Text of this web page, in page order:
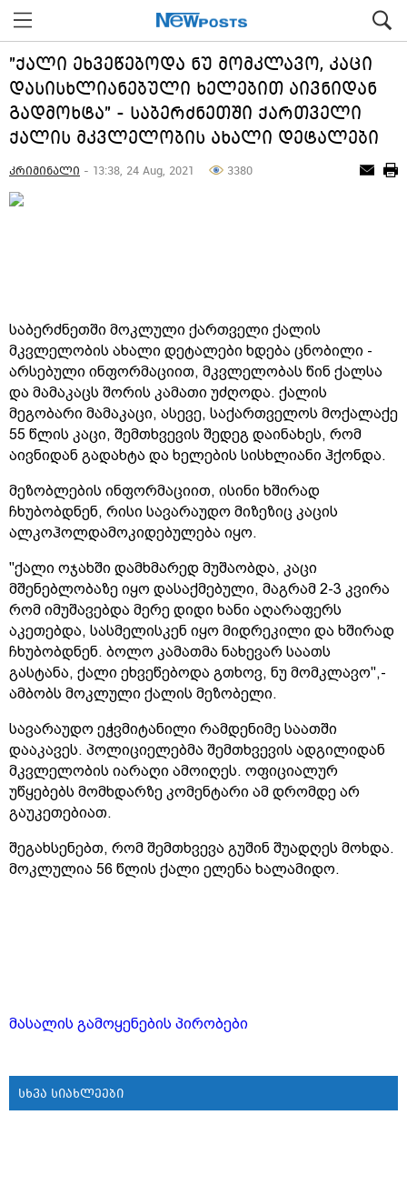
"ქალი ეხვეწებოდა ნუ მომკლავო, კაცი
დასისხლიანებული ხელებით აივნიდან
გადმოხტა" - საბერძნეთში ქართველი
ქალის მკვლელობის ახალი დეტალები
კრიმინალი - 13:38, 24 Aug, 2021 3380
საბერძნეთში მოკლული ქართველი ქალის
მკვლელობის ახალი დეტალები ხდება ცნობილი -
არსებული ინფორმაციით, მკვლელობას წინ ქალსა
და მამაკაცს შორის კამათი უძღოდა. ქალის
მეგობარი მამაკაცი, ასევე, საქართველოს მოქალაქე
55 წლის კაცი, შემთხვევის შედეგ დაინახეს, რომ
აივნიდან გადახტა და ხელების სისხლიანი ჰქონდა.
მეზობლების ინფორმაციით, ისინი ხშირად
ჩხუბობდნენ, რისი სავარაუდო მიზეზიც კაცის
ალკოჰოლდამოკიდებულება იყო.
"ქალი ოჯახში დამხმარედ მუშაობდა, კაცი
მშენებლობაზე იყო დასაქმებული, მაგრამ 2-3 კვირა
რომ იმუშავებდა მერე დიდი ხანი აღარაფერს
აკეთებდა, სასმელისკენ იყო მიდრეკილი და ხშირად
ჩხუბობდნენ. ბოლო კამათმა ნახევარ საათს
გასტანა, ქალი ეხვეწებოდა გთხოვ, ნუ მომკლავო",-
ამბობს მოკლული ქალის მეზობელი.
სავარაუდო ეჭვმიტანილი რამდენიმე საათში
დააკავეს. პოლიციელებმა შემთხვევის ადგილიდან
მკვლელობის იარაღი ამოიღეს. ოფიციალურ
უწყებებს მომხდარზე კომენტარი ამ დრომდე არ
გაუკეთებიათ.
შეგახსენებთ, რომ შემთხვევა გუშინ შუადღეს მოხდა.
მოკლულია 56 წლის ქალი ელენა ხალამიდო.
მასალის გამოყენების პირობები
სხვა სიახლეები